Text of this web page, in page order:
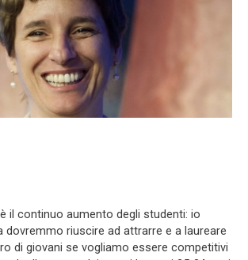
il continuo aumento degli studenti: io
dovremmo riuscire ad attrarre e a laureare
di giovani se vogliamo essere competitivi